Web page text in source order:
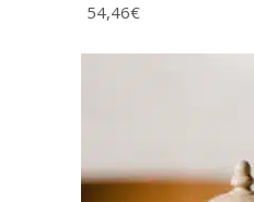
54,46€